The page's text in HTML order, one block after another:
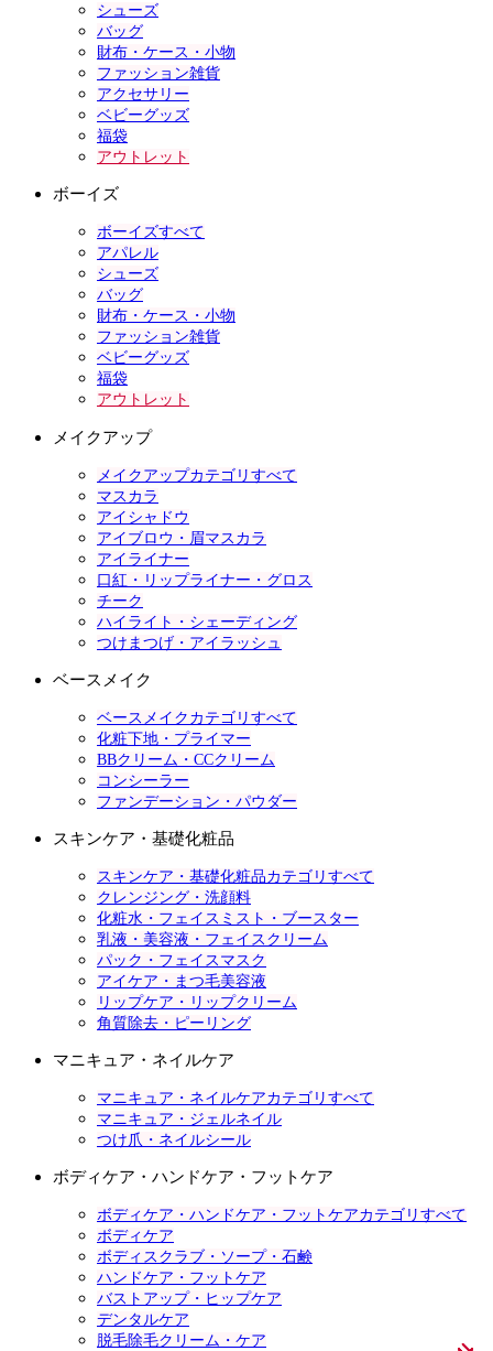
シューズ
バッグ
財布・ケース・小物
ファッション雑貨
アクセサリー
ベビーグッズ
福袋
アウトレット
ボーイズ
ボーイズすべて
アパレル
シューズ
バッグ
財布・ケース・小物
ファッション雑貨
ベビーグッズ
福袋
アウトレット
メイクアップ
メイクアップカテゴリすべて
マスカラ
アイシャドウ
アイブロウ・眉マスカラ
アイライナー
口紅・リップライナー・グロス
チーク
ハイライト・シェーディング
つけまつげ・アイラッシュ
ベースメイク
ベースメイクカテゴリすべて
化粧下地・プライマー
BBクリーム・CCクリーム
コンシーラー
ファンデーション・パウダー
スキンケア・基礎化粧品
スキンケア・基礎化粧品カテゴリすべて
クレンジング・洗顔料
化粧水・フェイスミスト・ブースター
乳液・美容液・フェイスクリーム
パック・フェイスマスク
アイケア・まつ毛美容液
リップケア・リップクリーム
角質除去・ピーリング
マニキュア・ネイルケア
マニキュア・ネイルケアカテゴリすべて
マニキュア・ジェルネイル
つけ爪・ネイルシール
ボディケア・ハンドケア・フットケア
ボディケア・ハンドケア・フットケアカテゴリすべて
ボディケア
ボディスクラブ・ソープ・石鹸
ハンドケア・フットケア
バストアップ・ヒップケア
デンタルケア
脱毛除毛クリーム・ケア